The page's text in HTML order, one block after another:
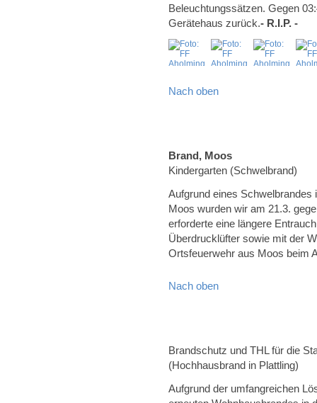
Beleuchtungssätzen. Gegen
Gerätehaus zurück.- R.I.P. -
Nach oben
Brand, Moos
Kindergarten (Schwelbrand)
Aufgrund eines Schwelbrandes
Moos wurden wir am 21.3.
erforderte eine längere
Überdrucklüfter sowie mit der
Ortsfeuerwehr aus Moos beim
Nach oben
Brandschutz und THL für die
(Hochhausbrand in Plattling)
Aufgrund der umfangreichen